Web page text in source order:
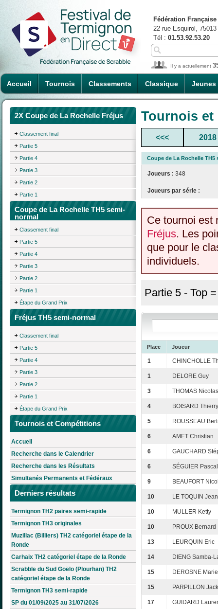
Accueil Tournois Classements Classique Jeunes
Fédération
22 rue Esquirol,
Tél : 01.53.92.53.20
Il y a actuellement
2X Coupe de La Rochelle Fréjus
Classement final
Partie 5
Partie 4
Partie 3
Partie 2
Partie 1
Coupe de La Rochelle TH5 semi-
normal
Classement final
Partie 5
Partie 4
Partie 3
Partie 2
Partie 1
Étape du Grand Prix
Fréjus TH5 semi-normal
Classement final
Partie 5
Partie 4
Partie 3
Partie 2
Partie 1
Étape du Grand Prix
Tournois et Compétitions
Accueil
Recherche dans le Calendrier
Recherche dans les Résultats
Simultanés Permanents et Fédéraux
Derniers résultats
Termignon TH2 paires semi-rapide
Termignon TH3 originales
Muzillac (Billiers) TH2 catégoriel étape de la
Ronde
Carhaix TH2 catégoriel étape de la Ronde
Scrabble du Sud Goëlo (Plourhan) TH2
catégoriel étape de la Ronde
Termignon TH3 semi-rapide
SP du 01/09/2025 au 31/07/2026
Tournois
<<< 2018
Coupe de La Rochelle TH5
Joueurs : 348
Joueurs par série :
Ce tournoi est
Fréjus. Les
que pour le
individuels.
Partie 5 - Top
Place Joueur
1 CHINCHOLLE
1 DELORE Guy
3 THOMAS Nicolas
4 BOISARD Thierry
5 ROUSSEAU
6 AMET Christian
6 GAUCHARD
6 SÉGUIER Pascal
9 BEAUFORT
10 LE TOQUIN
10 MULLER Ketty
10 PROUX Bernard
13 LEURQUIN Eric
14 DIENG Samba-
15 DEROSNE
15 PARPILLON
17 GUIDARD